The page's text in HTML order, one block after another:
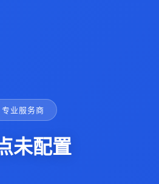
专业服务商
未配置